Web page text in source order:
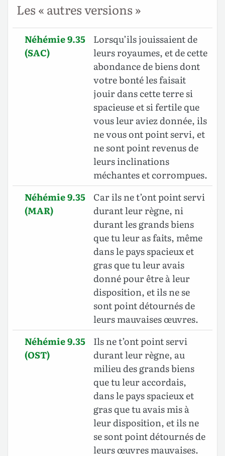
Les « autres versions »
Néhémie 9.35
(SAC)
Lorsqu’ils jouissaient de
leurs royaumes, et de cette
abondance de biens dont
votre bonté les faisait
jouir dans cette terre si
spacieuse et si fertile que
vous leur aviez donnée, ils
ne vous ont point servi, et
ne sont point revenus de
leurs inclinations
méchantes et corrompues.
Néhémie 9.35
(MAR)
Car ils ne t’ont point servi
durant leur règne, ni
durant les grands biens
que tu leur as faits, même
dans le pays spacieux et
gras que tu leur avais
donné pour être à leur
disposition, et ils ne se
sont point détournés de
leurs mauvaises œuvres.
Néhémie 9.35
(OST)
Ils ne t’ont point servi
durant leur règne, au
milieu des grands biens
que tu leur accordais,
dans le pays spacieux et
gras que tu avais mis à
leur disposition, et ils ne
se sont point détournés de
leurs œuvres mauvaises.